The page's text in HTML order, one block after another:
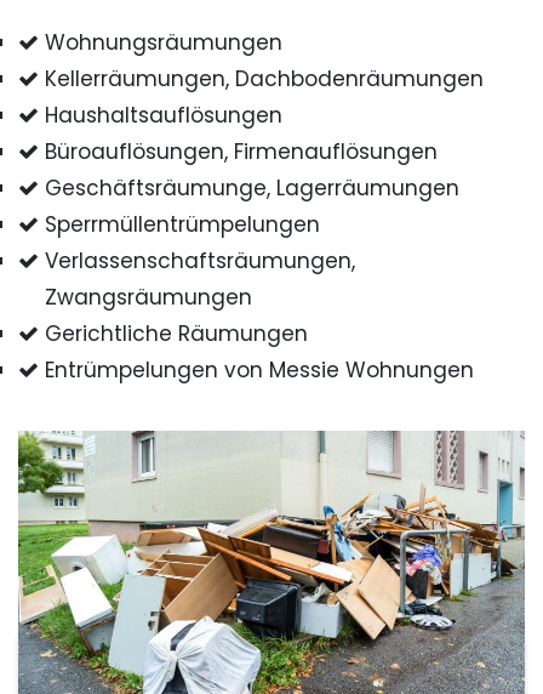
Wohnungsräumungen
Kellerräumungen, Dachbodenräumungen
Haushaltsauflösungen
Büroauflösungen, Firmenauflösungen
Geschäftsräumunge, Lagerräumungen
Sperrmüllentrümpelungen
Verlassenschaftsräumungen,
Zwangsräumungen
Gerichtliche Räumungen
Entrümpelungen von Messie Wohnungen